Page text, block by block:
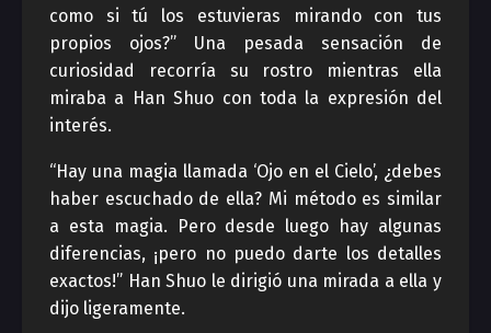
como si tú los estuvieras mirando con tus
propios ojos?” Una pesada sensación de
curiosidad recorría su rostro mientras ella
miraba a Han Shuo con toda la expresión del
interés.
“Hay una magia llamada ‘Ojo en el Cielo’, ¿debes
haber escuchado de ella? Mi método es similar
a esta magia. Pero desde luego hay algunas
diferencias, ¡pero no puedo darte los detalles
exactos!” Han Shuo le dirigió una mirada a ella y
dijo ligeramente.